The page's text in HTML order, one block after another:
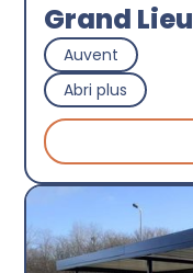
Grand Lieu
Auvent
Abri plus